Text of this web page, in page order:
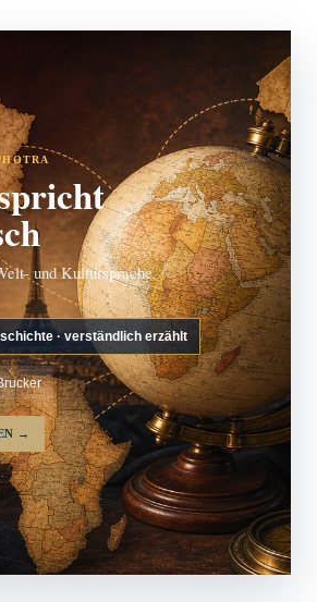
und Kultursprache
· verständlich erzählt
→